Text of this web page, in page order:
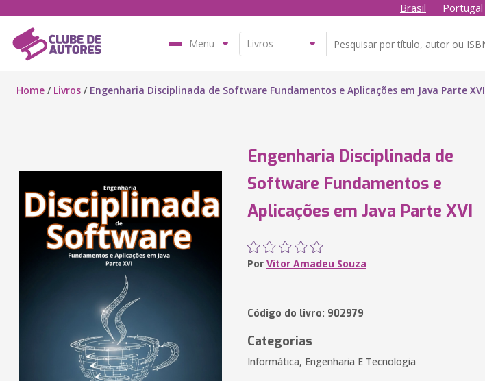
Brasil Portugal
Menu
Home / Livros / Engenharia Disciplinada de Software Fundamentos e Aplicações em Java Parte XVI
Engenharia Disciplinada de
Software Fundamentos e
Aplicações em Java Parte XVI
Por Vitor Amadeu Souza
Código do livro: 902979
Categorias
Informática, Engenharia E Tecnologia